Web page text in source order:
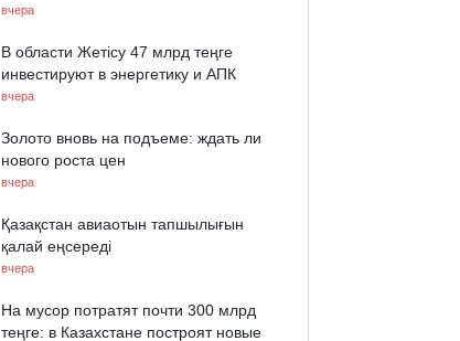
вчера
В области Жетісу 47 млрд теңге
инвестируют в энергетику и АПК
вчера
Золото вновь на подъеме: ждать ли
нового роста цен
вчера
Қазақстан авиаотын тапшылығын
қалай еңсереді
вчера
На мусор потратят почти 300 млрд
теңге: в Казахстане построят новые